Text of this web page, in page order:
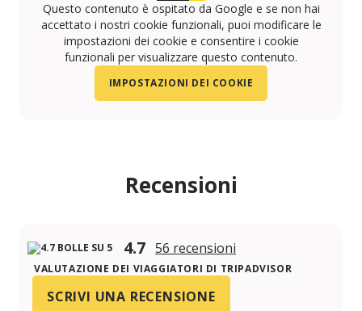
Questo contenuto è ospitato da Google e se non hai
accettato i nostri cookie funzionali, puoi modificare le
impostazioni dei cookie e consentire i cookie
funzionali per visualizzare questo contenuto.
IMPOSTAZIONI DEI COOKIE
Recensioni
4.7 56 recensioni
VALUTAZIONE DEI VIAGGIATORI DI TRIPADVISOR
SCRIVI UNA RECENSIONE